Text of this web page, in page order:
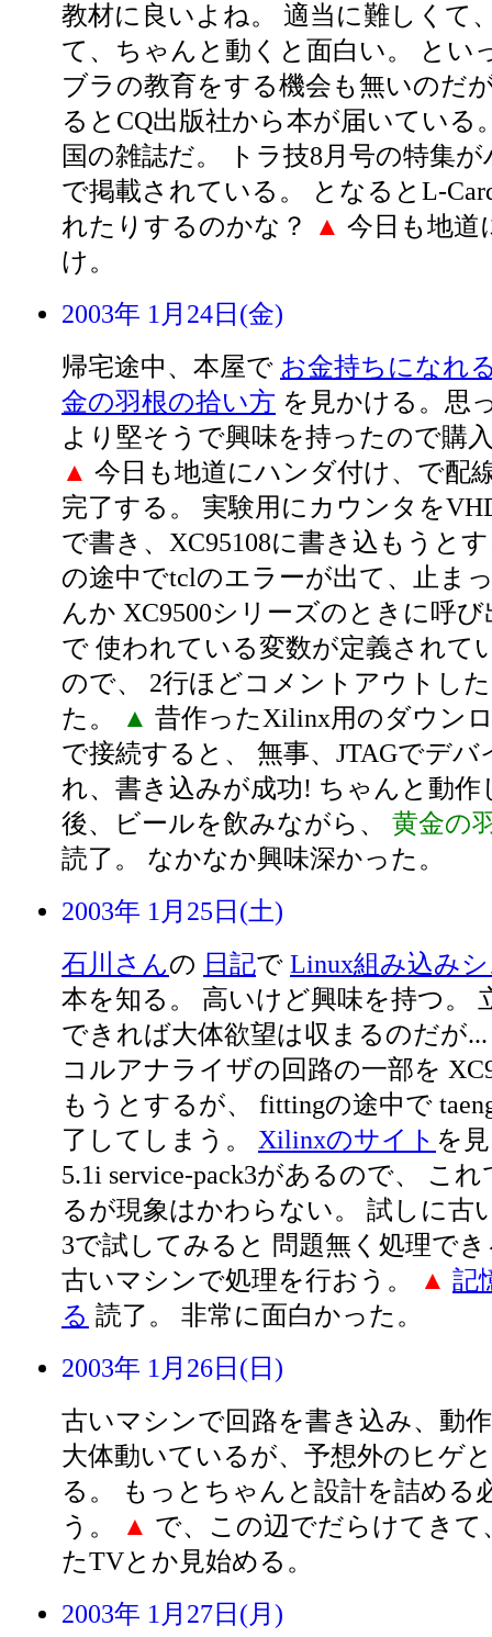
教材に良いよね。 適当に難しくて
て、ちゃんと動くと面白い。 とい
ブラの教育をする機会も無いのだ
るとCQ出版社から本が届いている
国の雑誌だ。 トラ技8月号の特集
で掲載されている。 となるとL-
れたりするのかな？
▲ 今日も地道
け。
2003年 1月24日(金)
帰宅途中、本屋で お金持ちになれ
金の羽根の拾い方 を見かける。思
より堅そうで興味を持ったので購
▲ 今日も地道にハンダ付け、で配
完了する。 実験用にカウンタを
で書き、XC95108に書き込もうと
の途中でtclのエラーが出て、止ま
んか XC9500シリーズのときに呼
で 使われている変数が定義されて
ので、 2行ほどコメントアウトし
た。
▲ 昔作ったXilinx用のダウン
で接続すると、 無事、JTAGでデバ
れ、書き込みが成功! ちゃんと動
後、ビールを飲みながら、 黄金の
読了。 なかなか興味深かった。
2003年 1月25日(土)
石川さんの 日記で Linux組み込み
本を知る。 高いけど興味を持つ。
できれば大体欲望は収まるのだが
コルアナライザの回路の一部を
もうとするが、 fittingの途中で
了してしまう。 Xilinxのサイト を
5.1i service-pack3があるので、 こ
るが現象はかわらない。 試しに古
3で試してみると 問題無く処理で
古いマシンで処理を行おう。
▲ 記
る 読了。 非常に面白かった。
2003年 1月26日(日)
古いマシンで回路を書き込み、動
大体動いているが、予想外のヒゲ
る。 もっとちゃんと設計を詰める
う。
▲ で、この辺でだらけてきて
たTVとか見始める。
2003年 1月27日(月)